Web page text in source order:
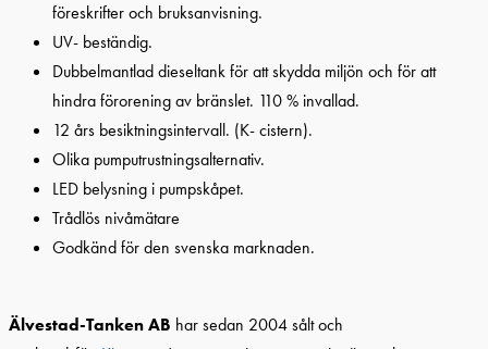
föreskrifter och bruksanvisning.
UV- beständig.
Dubbelmantlad dieseltank för att skydda miljön och för att
hindra förorening av bränslet. 110 % invallad.
12 års besiktningsintervall. (K- cistern).
Olika pumputrustningsalternativ.
LED belysning i pumpskåpet.
Trådlös nivåmätare
Godkänd för den svenska marknaden.
Älvestad-Tanken AB har sedan 2004 sålt och